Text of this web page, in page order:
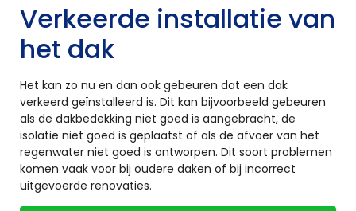
Verkeerde installatie van
het dak
Het kan zo nu en dan ook gebeuren dat een dak
verkeerd geïnstalleerd is. Dit kan bijvoorbeeld gebeuren
als de dakbedekking niet goed is aangebracht, de
isolatie niet goed is geplaatst of als de afvoer van het
regenwater niet goed is ontworpen. Dit soort problemen
komen vaak voor bij oudere daken of bij incorrect
uitgevoerde renovaties.